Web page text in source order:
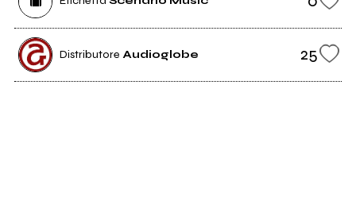
Distributore Audioglobe 25